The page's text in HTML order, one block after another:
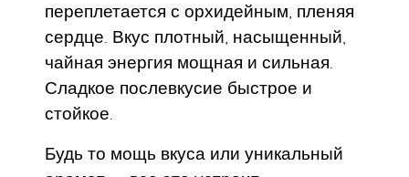
переплетается с орхидейным, пленяя
сердце. Вкус плотный, насыщенный,
чайная энергия мощная и сильная.
Сладкое послевкусие быстрое и
стойкое.
Будь то мощь вкуса или уникальный